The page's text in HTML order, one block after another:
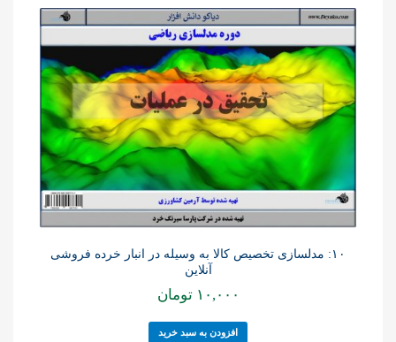
۱۰: مدلسازی تخصیص کالا به وسیله در انبار خرده فروشی
آنلاین
۱۰,۰۰۰ تومان
افزودن به سبد خرید